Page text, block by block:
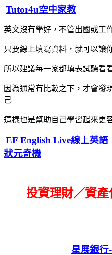
Tutor4u空中家教
英文沒有學好，不管出國或工
只要線上填寫資料，就可以讓
所以建議每一家都填表試聽看
因為通常有比較之下，才會發
己
這樣也是幫助自己學習起來更
EF English Live線上英語
狀元奇機
投資理財／資產
星展銀行-